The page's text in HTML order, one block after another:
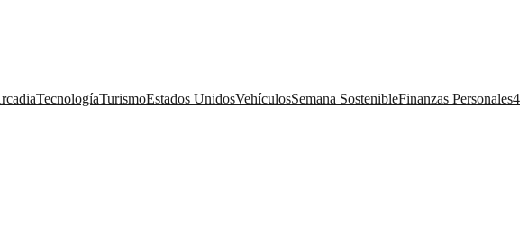
TecnologíaTurismoEstados UnidosVehículosSemana SostenibleFinanzas Personales4